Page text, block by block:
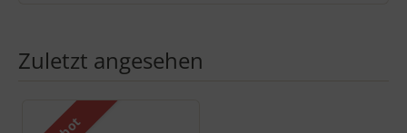
Zuletzt angesehen
Es folgt ein Produktslider - navigieren Sie mit der Tab-Taste